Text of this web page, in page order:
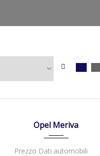
Opel Meriva
Prezzo Dati automobili